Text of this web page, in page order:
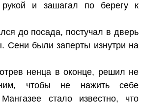
и зашагал по берегу к
до посада, постучал в дверь
Сени были заперты изнутри на
ненца в оконце, решил не
чтобы не нажить себе
стало известно, что